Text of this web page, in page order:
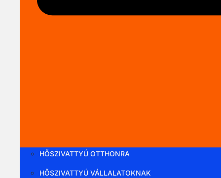
HŐSZIVATTYÚ OTTHONRA
HŐSZIVATTYÚ VÁLLALATOKNAK